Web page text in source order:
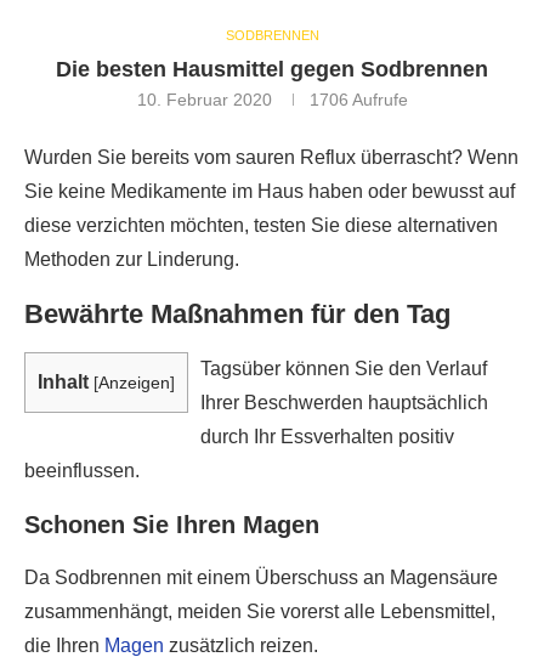
SODBRENNEN
Die besten Hausmittel gegen Sodbrennen
10. Februar 2020 1706 Aufrufe
Wurden Sie bereits vom sauren Reflux überrascht? Wenn
Sie keine Medikamente im Haus haben oder bewusst auf
diese verzichten möchten, testen Sie diese alternativen
Methoden zur Linderung.
Bewährte Maßnahmen für den Tag
Inhalt [Anzeigen]
Tagsüber können Sie den Verlauf
Ihrer Beschwerden hauptsächlich
durch Ihr Essverhalten positiv
beeinflussen.
Schonen Sie Ihren Magen
Da Sodbrennen mit einem Überschuss an Magensäure
zusammenhängt, meiden Sie vorerst alle Lebensmittel,
die Ihren Magen zusätzlich reizen.